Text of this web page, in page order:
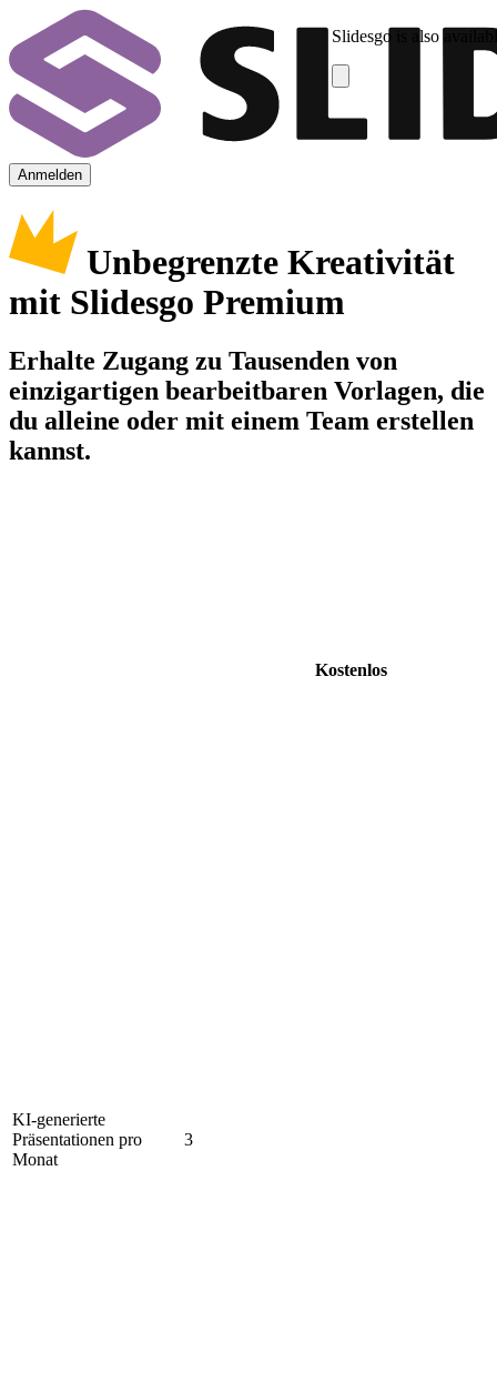
Slidesgo is also
Anmelden
Unbegrenzte Kreativität
mit Slidesgo Premium
Erhalte Zugang zu Tausenden von
einzigartigen bearbeitbaren Vorlagen, die
du alleine oder mit einem Team erstellen
kannst.
Kostenlos
KI-generierte
Präsentationen pro
Monat
3